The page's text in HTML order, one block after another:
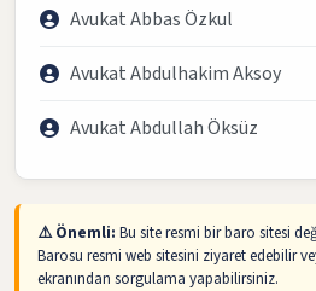
Avukat Abbas Özkul
Avukat Abdulhakim Aksoy
Avukat Abdullah Öksüz
⚠️ Önemli: Bu site resmi bir baro sitesi
Barosu resmi web sitesini ziyaret edebilir
ekranından sorgulama yapabilirsiniz.